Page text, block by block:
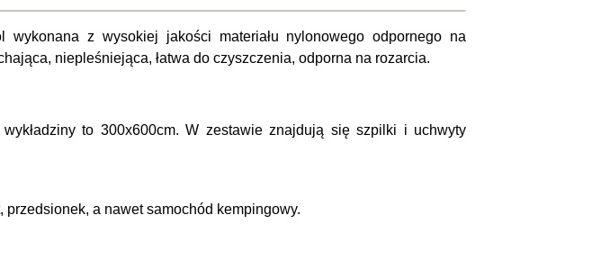
wykonana z wysokiej jakości materiału nylonowego odpornego na
niepleśniejąca, łatwa do czyszczenia, odporna na rozarcia.
to 300x600cm. W zestawie znajdują się szpilki i uchwyty
przedsionek, a nawet samochód kempingowy.